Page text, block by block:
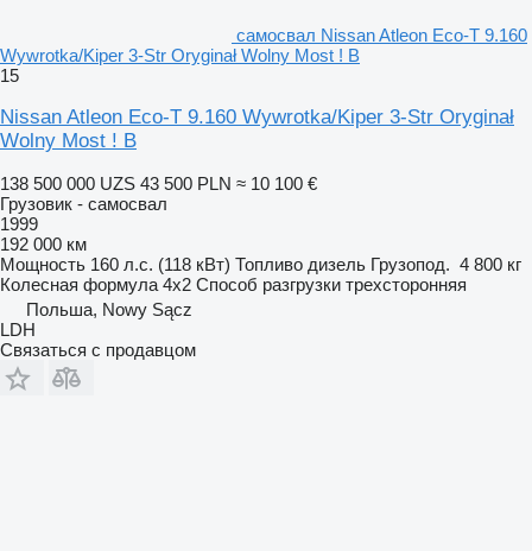
самосвал Nissan Atleon Eco-T 9.160
Wywrotka/Kiper 3-Str Oryginał Wolny Most ! B
15
Nissan Atleon Eco-T 9.160 Wywrotka/Kiper 3-Str Oryginał
Wolny Most ! B
138 500 000 UZS 43 500 PLN ≈ 10 100 €
Грузовик - самосвал
1999
192 000 км
Мощность 160 л.с. (118 кВт) Топливо дизель Грузопод. 4 800 кг
Колесная формула 4x2 Способ разгрузки трехсторонняя
Польша, Nowy Sącz
LDH
Связаться с продавцом